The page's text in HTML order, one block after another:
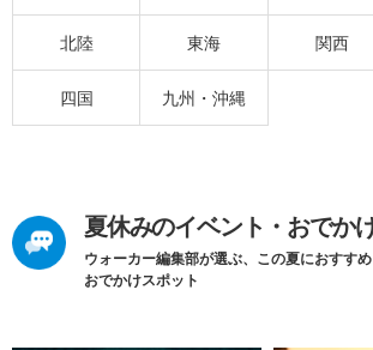
北陸 東海 関西
四国 九州・沖縄
夏休みのイベント・おでか
ウォーカー編集部が選ぶ、この夏におすす
おでかけスポット